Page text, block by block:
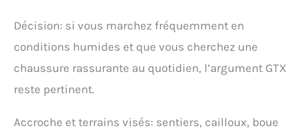
Décision: si vous marchez fréquemment en
conditions humides et que vous cherchez une
chaussure rassurante au quotidien, l’argument GTX
reste pertinent.
Accroche et terrains visés: sentiers, cailloux, boue